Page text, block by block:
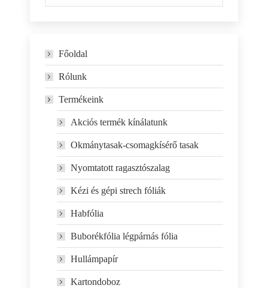
Főoldal
Rólunk
Termékeink
Akciós termék kínálatunk
Okmánytasak-csomagkísérő tasak
Nyomtatott ragasztószalag
Kézi és gépi strech fóliák
Habfólia
Buborékfólia légpárnás fólia
Hullámpapír
Kartondoboz